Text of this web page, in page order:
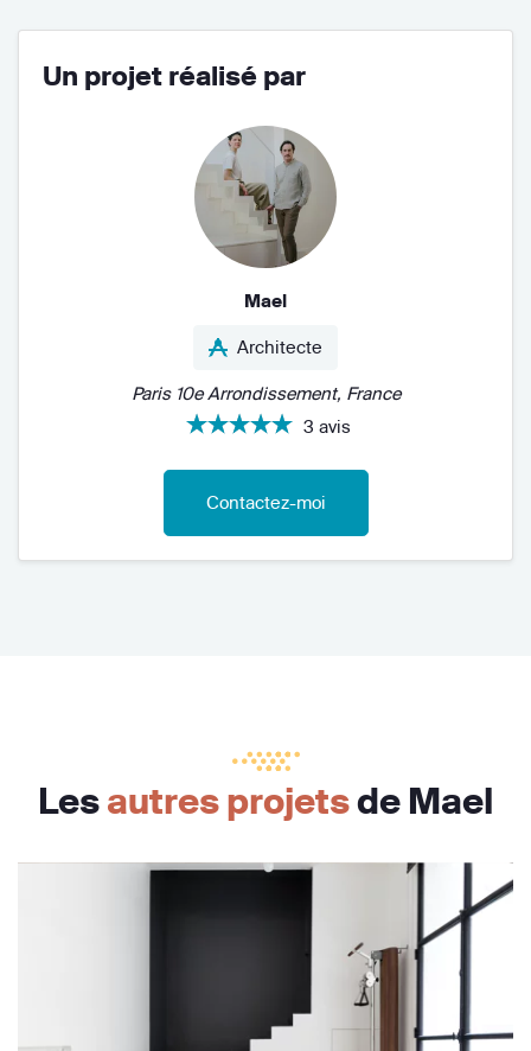
Un projet réalisé par
Mael
Architecte
Paris 10e Arrondissement, France
3 avis
Contactez-moi
Lesautres projetsde Mael